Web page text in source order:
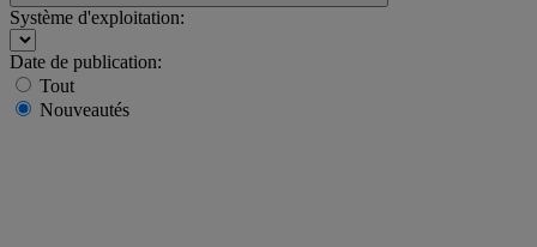
Système d'exploitation:
Date de publication:
Tout
Nouveautés